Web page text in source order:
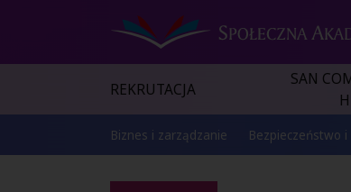
REKRUTACJA
SAN
Biznes i zarządzanie Bezpieczeństwo